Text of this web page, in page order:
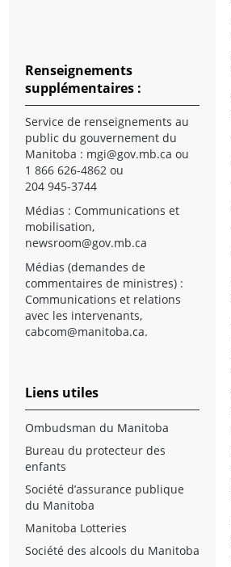
Renseignements
supplémentaires :
Service de renseignements au
public du gouvernement du
Manitoba : mgi@gov.mb.ca ou
1 866 626-4862 ou
204 945-3744
Médias : Communications et
mobilisation,
newsroom@gov.mb.ca
Médias (demandes de
commentaires de ministres) :
Communications et relations
avec les intervenants,
cabcom@manitoba.ca.
Liens utiles
Ombudsman du Manitoba
Bureau du protecteur des
enfants
Société d’assurance publique
du Manitoba
Manitoba Lotteries
Société des alcools du Manitoba